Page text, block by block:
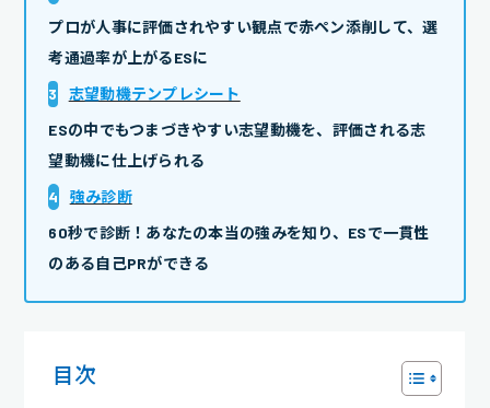
プロが人事に評価されやすい観点で赤ペン添削して、選
考通過率が上がるESに
3
志望動機テンプレシート
ESの中でもつまづきやすい志望動機を、評価される志
望動機に仕上げられる
4
強み診断
60秒で診断！あなたの本当の強みを知り、ESで一貫性
のある自己PRができる
目次